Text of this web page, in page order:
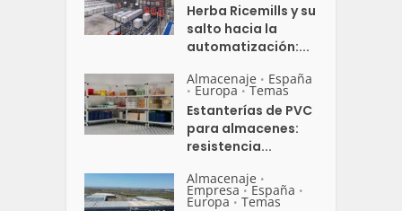
Herba Ricemills y su
salto hacia la
automatización:...
Almacenaje • España
• Europa • Temas
Estanterías de PVC
para almacenes:
resistencia...
Almacenaje •
Empresa • España •
Europa • Temas